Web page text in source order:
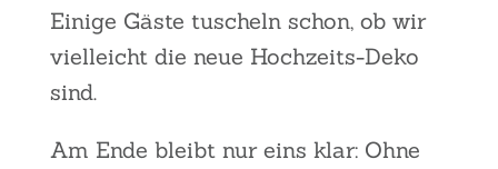
Eini­ge Gäs­te tuscheln schon, ob wir
viel­leicht die neue Hoch­zeits-Deko
sind.
Am Ende bleibt nur eins klar: Ohne